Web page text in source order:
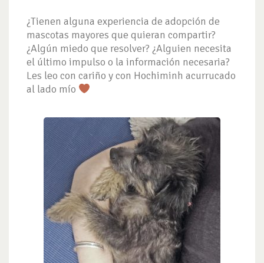
¿Tienen alguna experiencia de adopción de
mascotas mayores que quieran compartir?
¿Algún miedo que resolver? ¿Alguien necesita
el último impulso o la información necesaria?
Les leo con cariño y con Hochiminh acurrucado
al lado mío